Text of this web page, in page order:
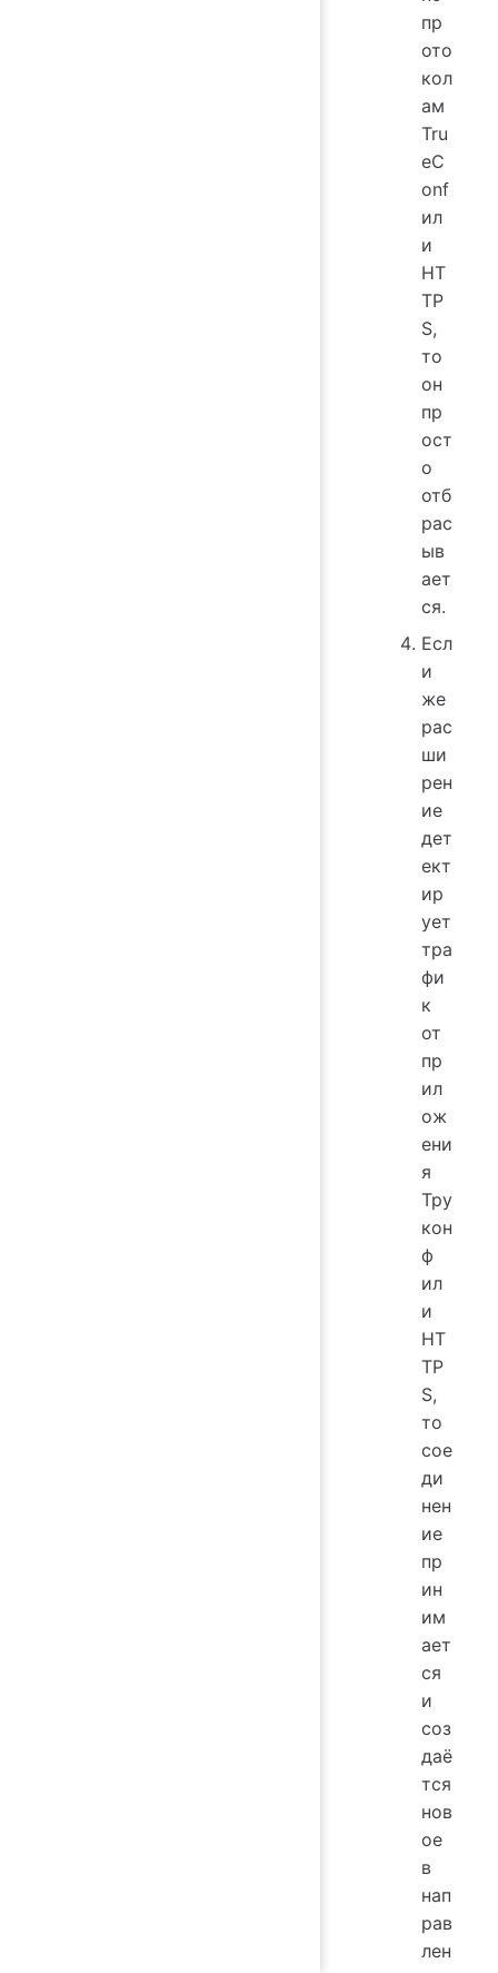
пр
ото
кол
ам
Tru
eC
onf
ил
и
HT
TP
S,
то
он
пр
ост
о
отб
рас
ыв
ает
ся.
Есл
и
же
рас
ши
рен
ие
дет
ект
ир
ует
тра
фи
к
от
пр
ил
ож
ени
я
Тру
кон
ф
ил
и
HT
TP
S,
то
сое
ди
нен
ие
пр
ин
им
ает
ся
и
соз
даё
тся
нов
ое
в
нап
рав
лен